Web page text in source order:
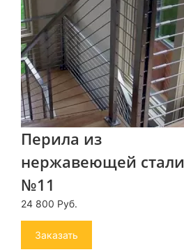
Перила из
нержавеющей стали
№11
24 800 Руб.
Заказать